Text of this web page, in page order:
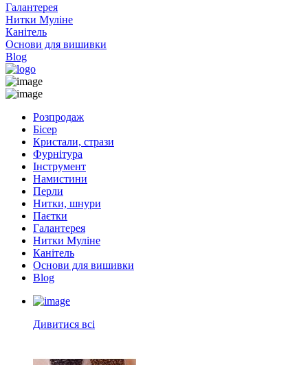
Галантерея
Нитки Муліне
Канітель
Основи для вишивки
Blog
Розпродаж
Бісер
Кристали, стрази
Фурнітура
Інструмент
Намистини
Перли
Нитки, шнури
Паєтки
Галантерея
Нитки Муліне
Канітель
Основи для вишивки
Blog
Дивитися всі